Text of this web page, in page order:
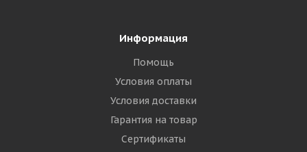
Информация
Помощь
Условия оплаты
Условия доставки
Гарантия на товар
Сертификаты